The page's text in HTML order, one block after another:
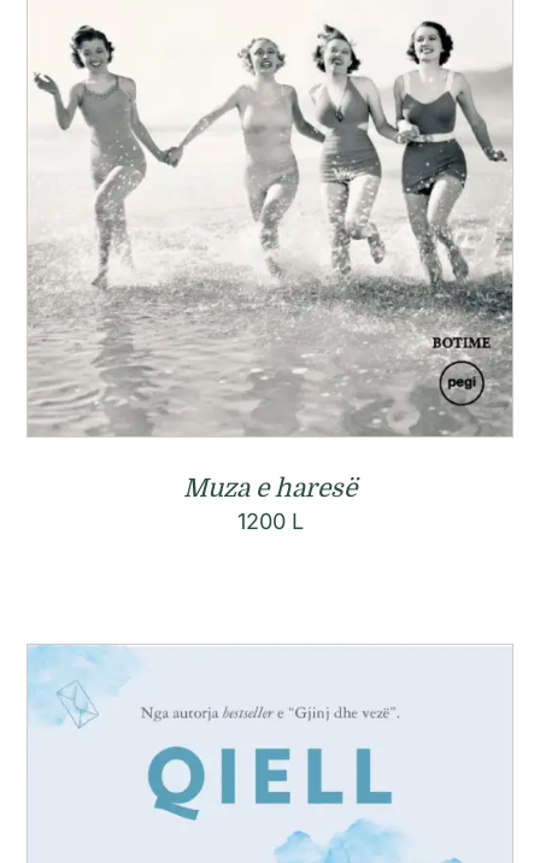
Muza e haresë
1200 L